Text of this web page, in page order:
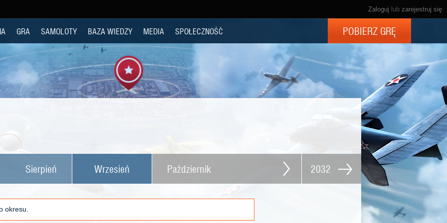
Zaloguj lub zarejestruj się
GRA SAMOLOTY BAZA WIEDZY MEDIA SPOŁECZNOŚĆ POBIERZ GRĘ
Sierpień Wrzesień Październik 2032
okresu.